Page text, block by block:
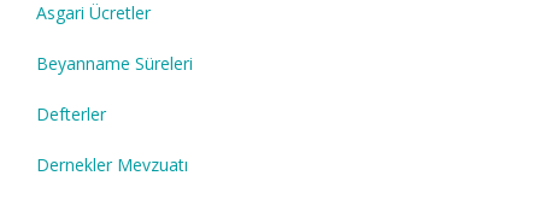
Asgari Ücretler
Beyanname Süreleri
Defterler
Dernekler Mevzuatı